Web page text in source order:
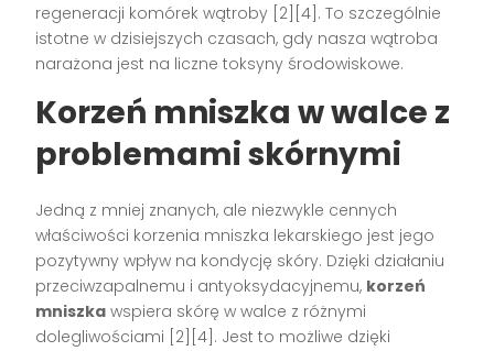
regeneracji komórek wątroby [2][4]. To szczególnie
istotne w dzisiejszych czasach, gdy nasza wątroba
narażona jest na liczne toksyny środowiskowe.
Korzeń mniszka w walce z
problemami skórnymi
Jedną z mniej znanych, ale niezwykle cennych
właściwości korzenia mniszka lekarskiego jest jego
pozytywny wpływ na kondycję skóry. Dzięki działaniu
przeciwzapalnemu i antyoksydacyjnemu, korzeń
mniszka wspiera skórę w walce z różnymi
dolegliwościami [2][4]. Jest to możliwe dzięki